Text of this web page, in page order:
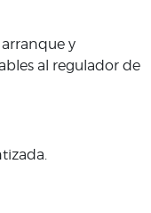
y
al regulador de